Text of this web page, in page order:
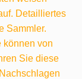
Detailliertes
Sammler.
können von
Sie diese